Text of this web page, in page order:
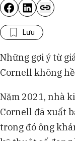
Lưu
Những gợi ý từ
Cornell không
Năm 2021, nhà
Cornell đã xuất
trong đó ông